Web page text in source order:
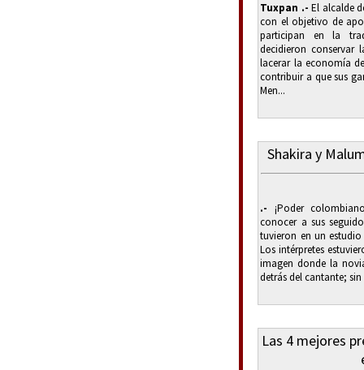
Tuxpan .- El alcalde
con el objetivo de
participan en la
decidieron conservar
lacerar la economía
contribuir a que sus
Men...
Shakira y
.- ¡Poder
conocer a sus
tuvieron en un
Los intérpretes
imagen donde la
detrás del cantante;
Las 4 mejores